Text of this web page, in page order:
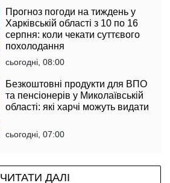
Прогноз погоди на тиждень у
Харківській області з 10 по 16
серпня: коли чекати суттєвого
похолодання
сьогодні, 08:00
Безкоштовні продукти для ВПО
та пенсіонерів у Миколаївській
області: які харчі можуть видати
сьогодні, 07:00
ЧИТАТИ ДАЛІ